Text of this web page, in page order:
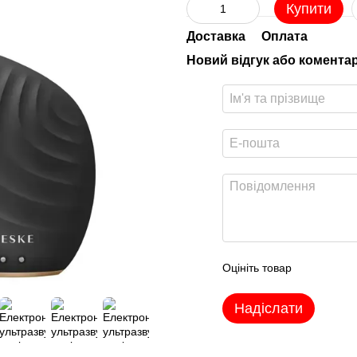
Купити
Доставка
Оплата
Новий відгук або
Оцініть товар
Надіслати